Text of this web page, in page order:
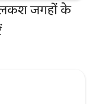
जगहों के